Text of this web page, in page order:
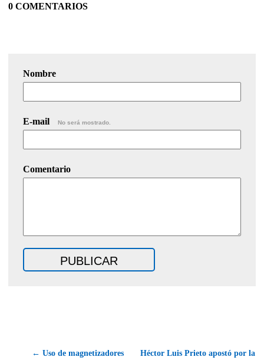
0 COMENTARIOS
Nombre
E-mail No será mostrado.
Comentario
← Uso de magnetizadores Héctor Luis Prieto apostó por la